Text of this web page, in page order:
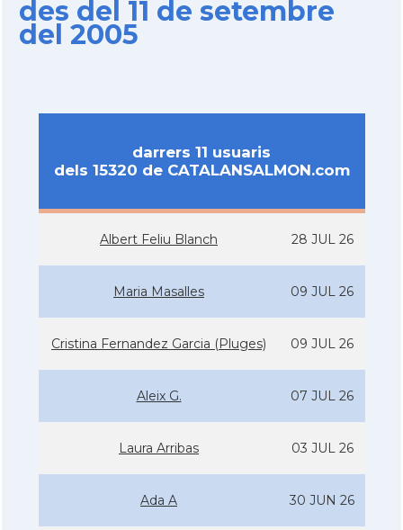
des del 11 de setembre
del 2005
darrers 11 usuaris
dels 15320 de CATALANSALMON.com
Albert Feliu Blanch 28 JUL 26
Maria Masalles 09 JUL 26
Cristina Fernandez Garcia (Pluges) 09 JUL 26
Aleix G. 07 JUL 26
Laura Arribas 03 JUL 26
Ada A 30 JUN 26